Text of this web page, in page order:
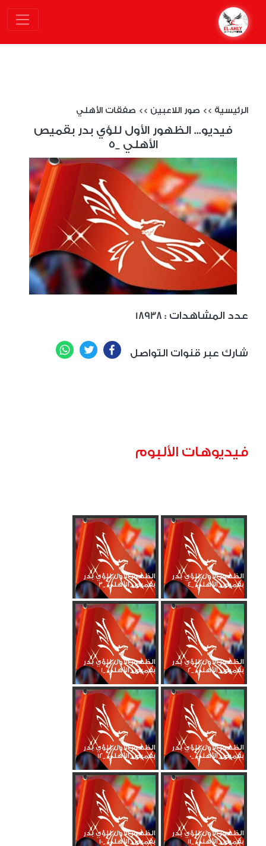
الرئيسية >> صور اللاعبين >> صفقات الأهلي
فيديو... الظهور الأول للؤي بدر بقميص
الأهلي _5
18938 : عدد المشاهدات
شارك عبر قنوات التواصل Facebook
Twitter
فيديوهات الألبوم
الظهور الأول للؤي بدر
بقميص الأهلي _4
الظهور الأول للؤي بدر
بقميص الأهلي _3
الظهور الأول للؤي بدر
بقميص الأهلي _2
الظهور الأول للؤي بدر
بقميص الأهلي _1
الظهور الأول للؤي بدر
بقميص الأهلي _0
الظهور الأول للؤي بدر
بقميص الأهلي _12
الظهور الأول للؤي بدر
بقميص الأهلي _11
الظهور الأول للؤي بدر
بقميص الأهلي _10